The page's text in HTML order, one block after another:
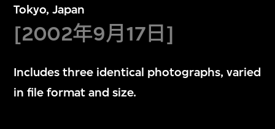
Tokyo, Japan
[2002年9月17日]
Includes three identical photographs, varied
in file format and size.